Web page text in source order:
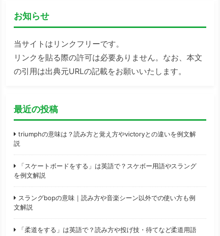
お知らせ
当サイトはリンクフリーです。
リンクを貼る際の許可は必要ありません。なお、本文
の引用は出典元URLの記載をお願いいたします。
最近の投稿
triumphの意味は？読み方と覚え方やvictoryとの違いを例文解
説
「スケートボードをする」は英語で？スケボー用語やスラング
を例文解説
スラングbopの意味｜読み方や音楽シーン以外での使い方も例
文解説
「柔道をする」は英語で？読み方や投げ技・待てなど柔道用語